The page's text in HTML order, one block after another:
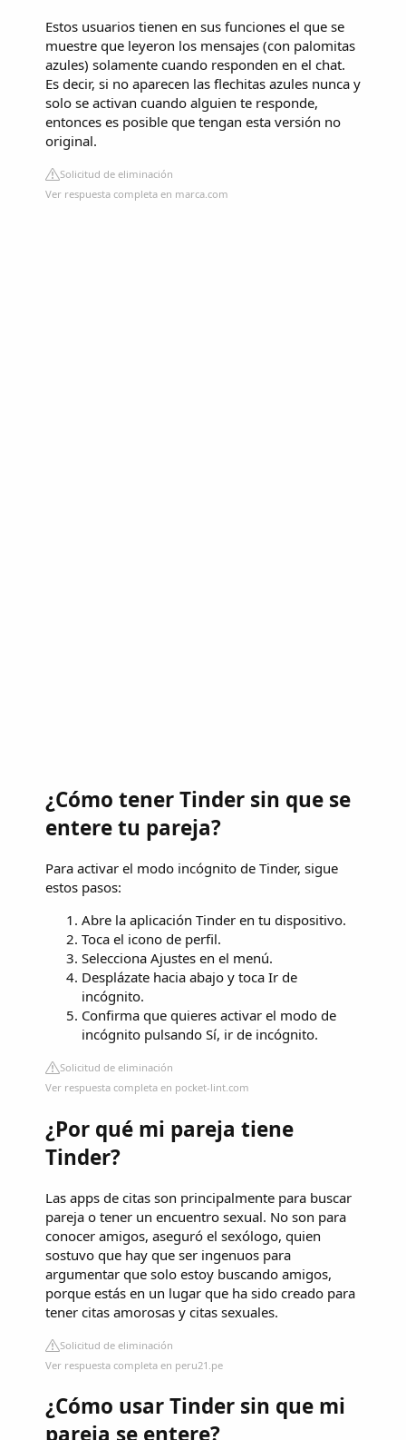
Estos usuarios tienen en sus funciones el que se
muestre que leyeron los mensajes (con palomitas
azules) solamente cuando responden en el chat.
Es decir, si no aparecen las flechitas azules nunca y
solo se activan cuando alguien te responde,
entonces es posible que tengan esta versión no
original.
Solicitud de eliminación
Ver respuesta completa en marca.com
¿Cómo tener Tinder sin que se
entere tu pareja?
Para activar el modo incógnito de Tinder, sigue
estos pasos:
Abre la aplicación Tinder en tu dispositivo.
Toca el icono de perfil.
Selecciona Ajustes en el menú.
Desplázate hacia abajo y toca Ir de
incógnito.
Confirma que quieres activar el modo de
incógnito pulsando Sí, ir de incógnito.
Solicitud de eliminación
Ver respuesta completa en pocket-lint.com
¿Por qué mi pareja tiene
Tinder?
Las apps de citas son principalmente para buscar
pareja o tener un encuentro sexual. No son para
conocer amigos, aseguró el sexólogo, quien
sostuvo que hay que ser ingenuos para
argumentar que solo estoy buscando amigos,
porque estás en un lugar que ha sido creado para
tener citas amorosas y citas sexuales.
Solicitud de eliminación
Ver respuesta completa en peru21.pe
¿Cómo usar Tinder sin que mi
pareja se entere?